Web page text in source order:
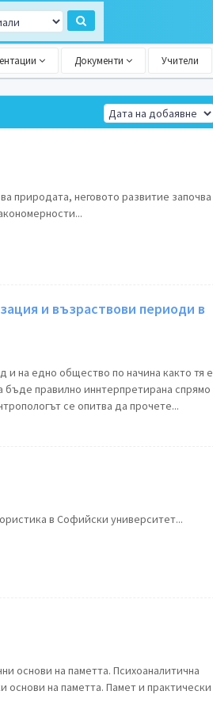
Документи Учители
природата, неговото развитие започва
и възраствови периоди в
и на едно общество по начина както тя е
правилно иннтерпретирана спрямо
се опитва да прочете...
в Софийски университет...
основи на паметта. Психоаналитична
на паметта. Памет и практически